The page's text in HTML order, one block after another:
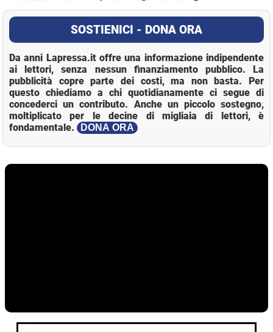
SOSTIENICI - DONA ORA
Da anni Lapressa.it offre una informazione indipendente
ai lettori, senza nessun finanziamento pubblico. La
pubblicità copre parte dei costi, ma non basta. Per
questo chiediamo a chi quotidianamente ci segue di
concederci un contributo. Anche un piccolo sostegno,
moltiplicato per le decine di migliaia di lettori, è
fondamentale.
DONA ORA